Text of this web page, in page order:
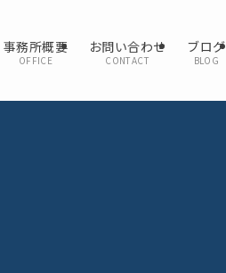
事務所概要
OFFICE
お問い合わせ
CONTACT
ブログ
BLOG